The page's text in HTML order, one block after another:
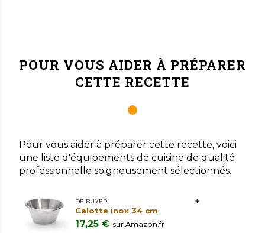
POUR VOUS AIDER À PRÉPARER
CETTE RECETTE
Pour vous aider à préparer cette recette, voici
une liste d'équipements de cuisine de qualité
professionnelle soigneusement sélectionnés.
DE BUYER
Calotte inox 34 cm
17,25 € sur Amazon.fr